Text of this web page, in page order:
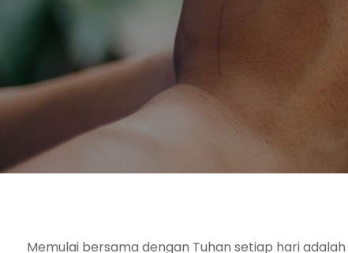
Memulai bersama dengan Tuhan setiap hari